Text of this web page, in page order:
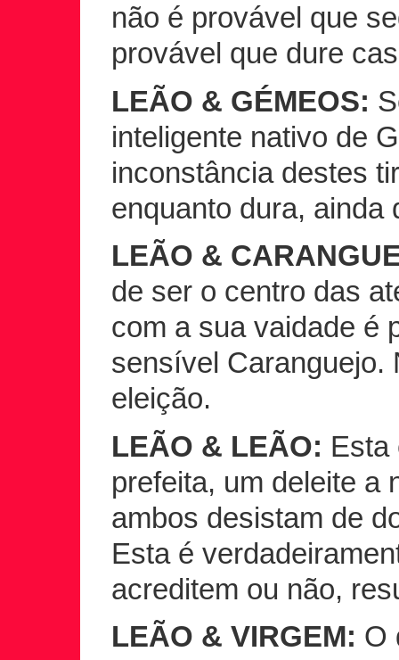
não é provável que
provável que dure
LEÃO & GÉMEOS:
inteligente nativo de
inconstância destes
enquanto dura, ainda
LEÃO &
de ser o centro das
com a sua vaidade é
sensível Caranguejo.
eleição.
LEÃO & LEÃO: Esta
prefeita, um deleite a
ambos desistam de
Esta é
acreditem ou não,
LEÃO & VIRGEM: O